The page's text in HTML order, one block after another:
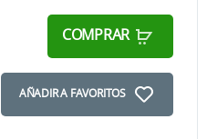
COMPRAR
AÑADIR A FAVORITOS